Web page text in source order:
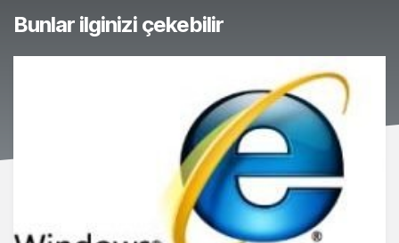
Bunlar ilginizi çekebilir